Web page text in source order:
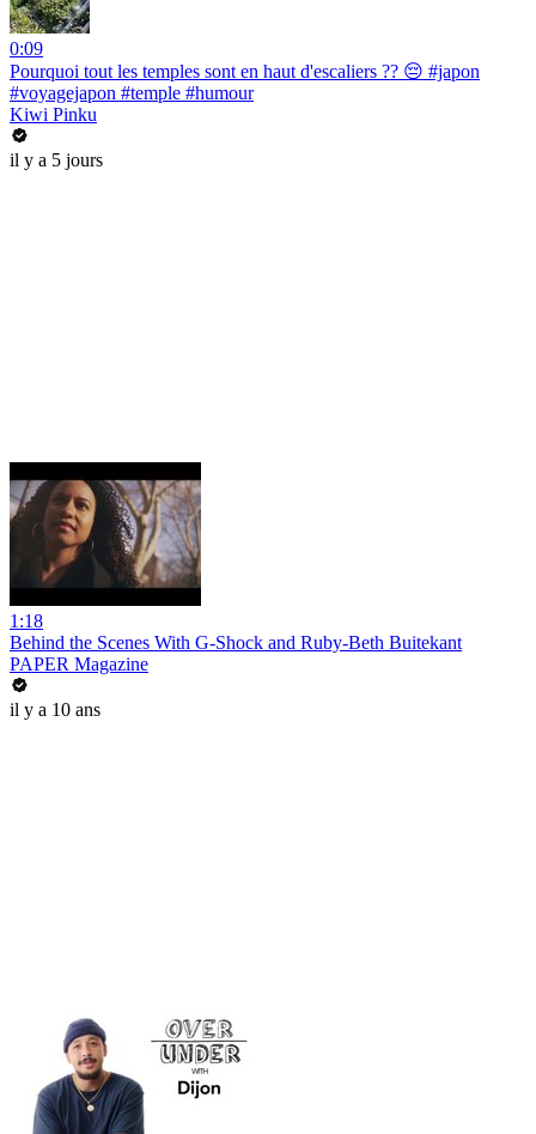
0:09
Pourquoi tout les temples sont en haut d'escaliers ?? 😔 #japon
#voyagejapon #temple #humour
Kiwi Pinku
il y a 5 jours
1:18
Behind the Scenes With G-Shock and Ruby-Beth Buitekant
PAPER Magazine
il y a 10 ans